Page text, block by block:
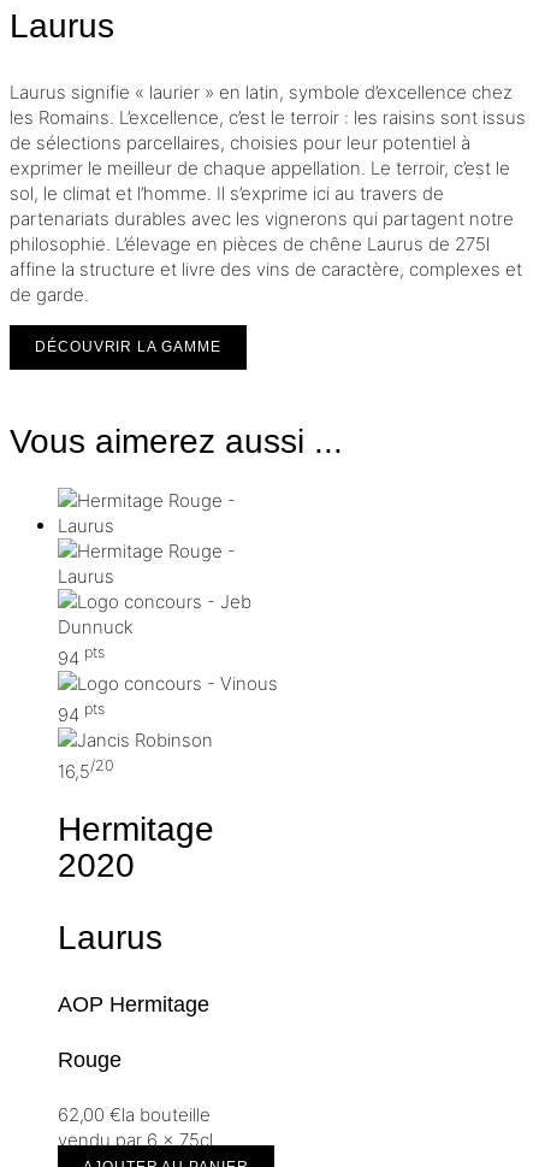
Laurus
Laurus signifie « laurier » en latin, symbole d’excellence chez
les Romains. L’excellence, c’est le terroir : les raisins sont issus
de sélections parcellaires, choisies pour leur potentiel à
exprimer le meilleur de chaque appellation. Le terroir, c’est le
sol, le climat et l’homme. Il s’exprime ici au travers de
partenariats durables avec les vignerons qui partagent notre
philosophie. L’élevage en pièces de chêne Laurus de 275l
affine la structure et livre des vins de caractère, complexes et
de garde.
DÉCOUVRIR LA GAMME
Vous aimerez aussi ...
94 pts
94 pts
16,5/20
Hermitage
2020
Laurus
AOP Hermitage
Rouge
62,00 €la bouteille
vendu par 6 × 75cl